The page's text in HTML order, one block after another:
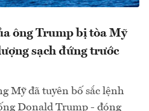
ông Trump bị tòa Mỹ
sạch đứng trước
Mỹ đã tuyên bố sắc lệnh
Donald Trump - đóng